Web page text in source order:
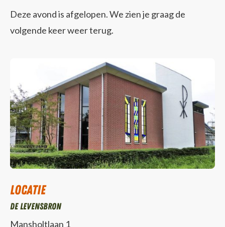
Deze avond is afgelopen. We zien je graag de
volgende keer weer terug.
Locatie
De Levensbron
Mansholtlaan 1